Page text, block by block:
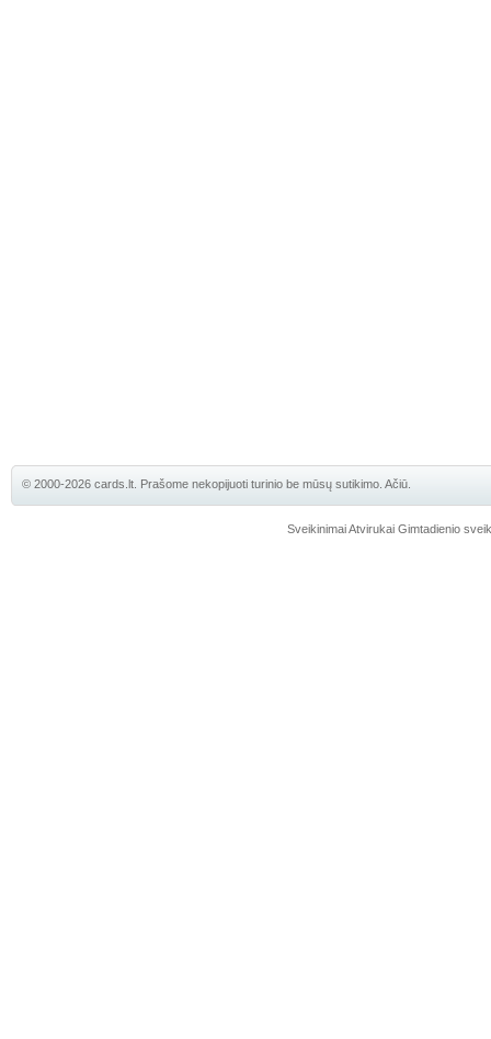
© 2000-2026 cards.lt. Prašome nekopijuoti turinio be mūsų sutikimo. Ačiū.
Sveikinimai Atvirukai Gimtadienio